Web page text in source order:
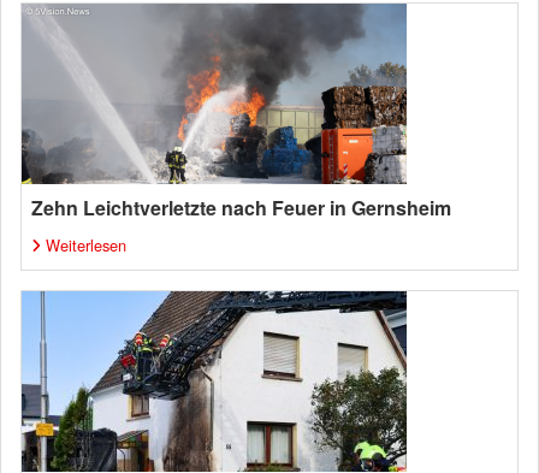
Zehn Leichtverletzte nach Feuer in Gernsheim
Weiterlesen